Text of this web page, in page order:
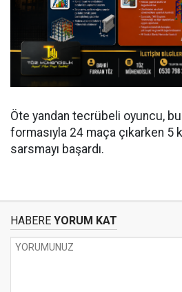
Öte yandan tecrübeli oyuncu,
formasıyla 24 maça çıkarken 5
sarsmayı başardı.
HABERE YORUM KAT